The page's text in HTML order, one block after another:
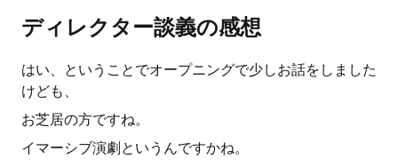
ディレクター談義の感想
はい、ということでオープニングで少しお話をしました
けども、
お芝居の方ですね。
イマーシブ演劇というんですかね。